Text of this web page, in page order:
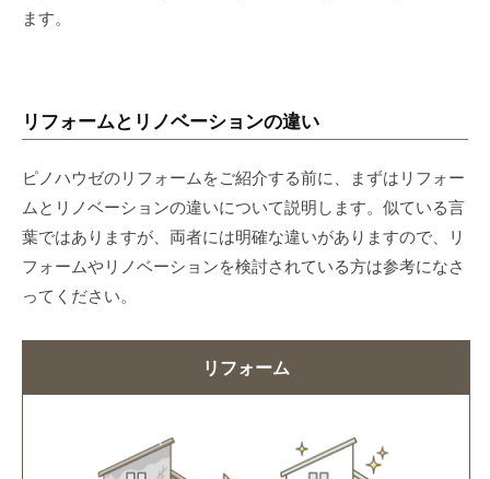
ます。
リフォームとリノベーションの違い
ピノハウゼのリフォームをご紹介する前に、まずはリフォー
ムとリノベーションの違いについて説明します。似ている言
葉ではありますが、両者には明確な違いがありますので、リ
フォームやリノベーションを検討されている方は参考になさ
ってください。
リフォーム